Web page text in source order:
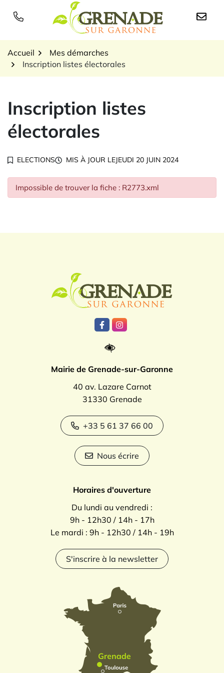
Logo Grenade sur
Accueil
Mes démarches
Inscription listes électorales
Inscription listes
électorales
ELECTIONS MIS À JOUR LEJEUDI 20 JUIN 2024
Impossible de trouver la fiche : R2773.xml
Lien vers le compte Facebook
Lien vers le compte
Mairie de Grenade-sur-Garonne
40 av. Lazare Carnot
31330 Grenade
+33 5 61 37 66 00
Nous écrire
Horaires d'ouverture
Du lundi au vendredi :
9h - 12h30 / 14h - 17h
Le mardi : 9h - 12h30 / 14h - 19h
S'inscrire à la newsletter